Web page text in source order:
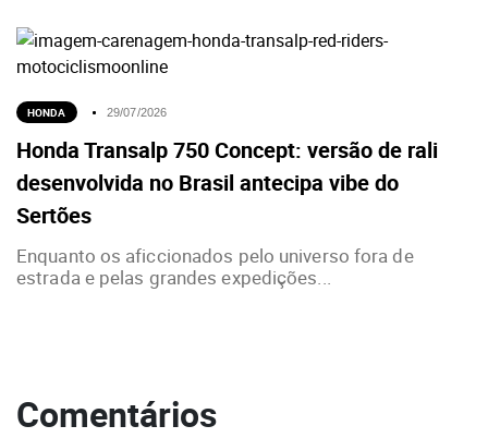
HONDA 29/07/2026
Honda Transalp 750 Concept: versão de rali
desenvolvida no Brasil antecipa vibe do
Sertões
Enquanto os aficcionados pelo universo fora de
estrada e pelas grandes expedições...
Comentários